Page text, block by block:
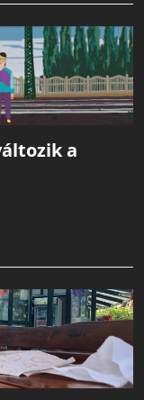
a